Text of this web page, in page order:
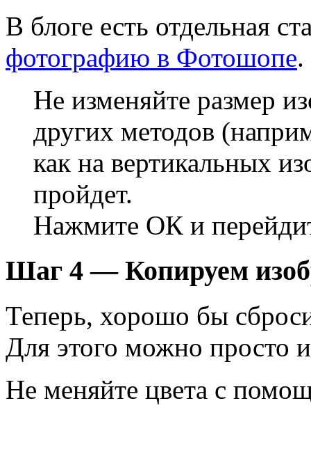
В блоге есть отдельная
фотографию в Фотошопе.
Не изменяйте размер
других методов
как на вертикальных
пройдет.
Нажмите ОК и
Шаг 4 — Копируем
Теперь, хорошо бы
Для этого можно просто
Не меняйте цвета с